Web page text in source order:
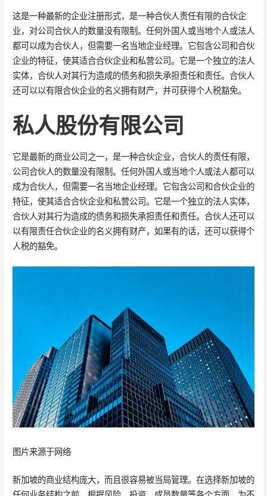
这是一种最新的企业注册形式，是一种合伙人责任有限的合伙企
业，对公司合伙人的数量没有限制。任何外国人或当地个人或法人
都可以成为合伙人，但需要一名当地企业经理。它包含公司和合伙
企业的特征，使其适合合伙企业和私营公司。它是一个独立的法人
实体，合伙人对其行为造成的债务和损失承担责任和责任。合伙人
还可以以有限合伙企业的名义拥有财产，并可获得个人税豁免。
私人股份有限公司
它是最新的商业公司之一，是一种合伙企业，合伙人的责任有限，
公司合伙人的数量没有限制。任何外国人或当地个人或法人都可以
成为合伙人，但需要一名当地企业经理。它包含公司和合伙企业的
特征，使其适合合伙企业和私营公司。它是一个独立的法人实体，
合伙人对其行为造成的债务和损失承担责任和责任。合伙人还可以
以有限责任合伙企业的名义拥有财产，如果有的话，还可以获得个
人税的豁免。
图片来源于网络
新加坡的商业结构庞大，而且很容易被当局管理。在选择新加坡的